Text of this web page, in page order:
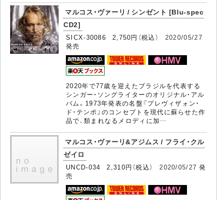
マルコス・ヴァーリ / シンゼント [Blu-spec
CD2]
SICX-30086 2,750円（税込） 2020/05/27
発売
2020年で77歳を迎えたブラジルを代表する
シンガー・ソングライターのオリジナル・アル
バム。1973年発表の名盤『プレヴィザォン・
ド・テンポ』のコンセプトを現代に蘇らせた作
品で、類まれなるメロディに加…
マルコス・ヴァーリ&アジムス / フライ・クル
ゼイロ
UNCD-034 2,310円（税込）2020/05/27 発
売